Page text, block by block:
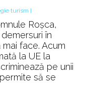
turism ]
Roșca,
în
face. Acum
la UE la
pe unii
să se